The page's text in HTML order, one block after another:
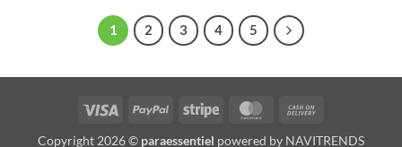
1 2 3 4 5
Visa PayPal Stripe MasterCard
Copyright 2026 © paraessentiel powered by NAVITRENDS